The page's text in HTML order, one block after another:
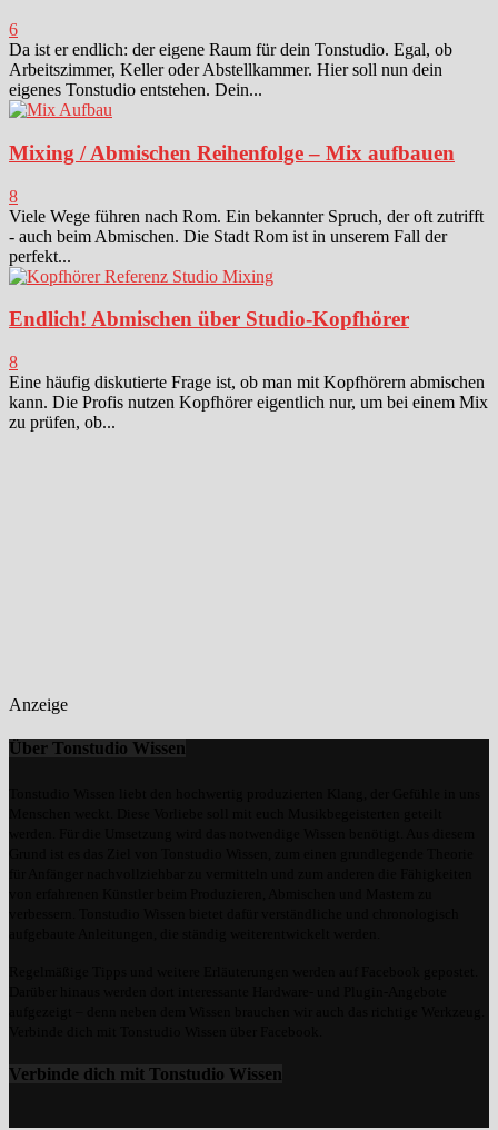
6
Da ist er endlich: der eigene Raum für dein Tonstudio. Egal, ob
Arbeitszimmer, Keller oder Abstellkammer. Hier soll nun dein
eigenes Tonstudio entstehen. Dein...
Mixing / Abmischen Reihenfolge – Mix aufbauen
8
Viele Wege führen nach Rom. Ein bekannter Spruch, der oft zutrifft
- auch beim Abmischen. Die Stadt Rom ist in unserem Fall der
perfekt...
Endlich! Abmischen über Studio-Kopfhörer
8
Eine häufig diskutierte Frage ist, ob man mit Kopfhörern abmischen
kann. Die Profis nutzen Kopfhörer eigentlich nur, um bei einem Mix
zu prüfen, ob...
Anzeige
Über Tonstudio Wissen
Verbinde dich mit Tonstudio Wissen